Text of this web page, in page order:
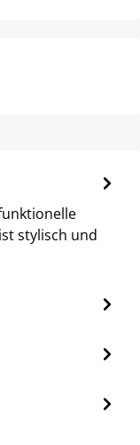
stylisch und